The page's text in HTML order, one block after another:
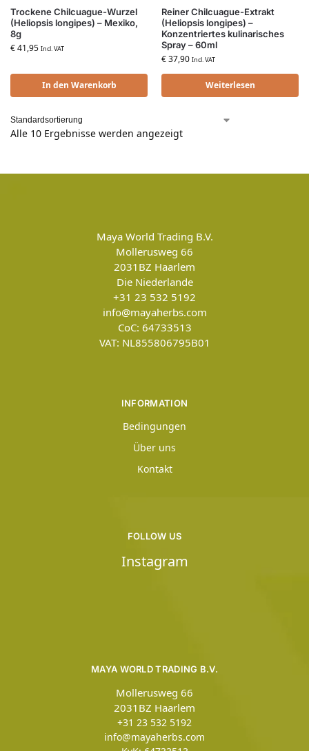
Trockene Chilcuague-Wurzel
(Heliopsis longipes) – Mexiko,
8g
€41,95 Incl. VAT
In den Warenkorb
Reiner Chilcuague-Extrakt
(Heliopsis longipes) –
Konzentriertes kulinarisches
Spray – 60ml
€37,90 Incl. VAT
Weiterlesen
Alle 10 Ergebnisse werden angezeigt
Maya World Trading B.V.
Mollerusweg 66
2031BZ Haarlem
Die Niederlande
+31 23 532 5192
info@mayaherbs.com
CoC: 64733513
VAT: NL855806795B01
INFORMATION
Bedingungen
Über uns
Kontakt
MAYA WORLD TRADING B.V.
Mollerusweg 66
2031BZ Haarlem
+31 23 532 5192
info@mayaherbs.com
FOLLOW US
Instagram